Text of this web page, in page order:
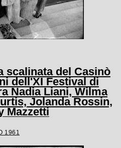
scalinata del Casinò
dell'XI Festival di
Nadia Liani, Wilma
Jolanda Rossin,
Mazzetti
1961